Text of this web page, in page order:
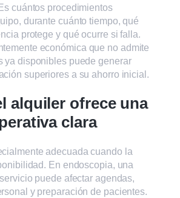
cuántos procedimientos
durante cuánto tiempo, qué
protege y qué ocurre si falla.
económica que no admite
ya disponibles puede generar
superiores a su ahorro inicial.
alquiler ofrece una
clara
adecuada cuando la
En endoscopia, una
puede afectar agendas,
y preparación de pacientes.